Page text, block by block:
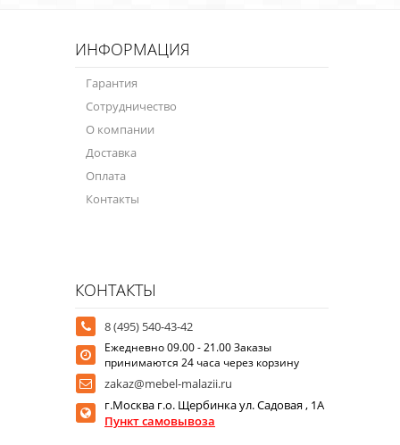
ИНФОРМАЦИЯ
Гарантия
Сотрудничество
О компании
Доставка
Оплата
Контакты
КОНТАКТЫ
8 (495) 540-43-42
Ежедневно 09.00 - 21.00 Заказы
принимаются 24 часа через корзину
zakaz@mebel-malazii.ru
г.Москва г.о. Щербинка ул. Садовая , 1А
Пункт самовывоза